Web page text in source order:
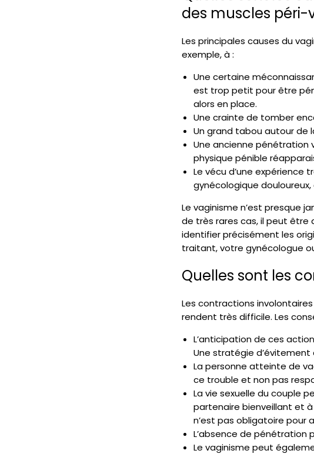
des muscles péri-
Les principales causes du
exemple, à :
Une certaine
est trop petit pour être
alors en place.
Une crainte de tomber
Un grand tabou autour de
Une ancienne pénétration
physique pénible
Le vécu d’une expérience
gynécologique douloureux,
Le vaginisme n’est presque
de très rares cas, il peut être
identifier précisément les
traitant, votre gynécologue
Quelles sont les
Les contractions
rendent très difficile. Les
L’anticipation de ces
Une stratégie
La personne atteinte de
ce trouble et non pas
La vie sexuelle du couple
partenaire bienveillant et à
n’est pas obligatoire pour
L’absence de pénétration
Le vaginisme peut